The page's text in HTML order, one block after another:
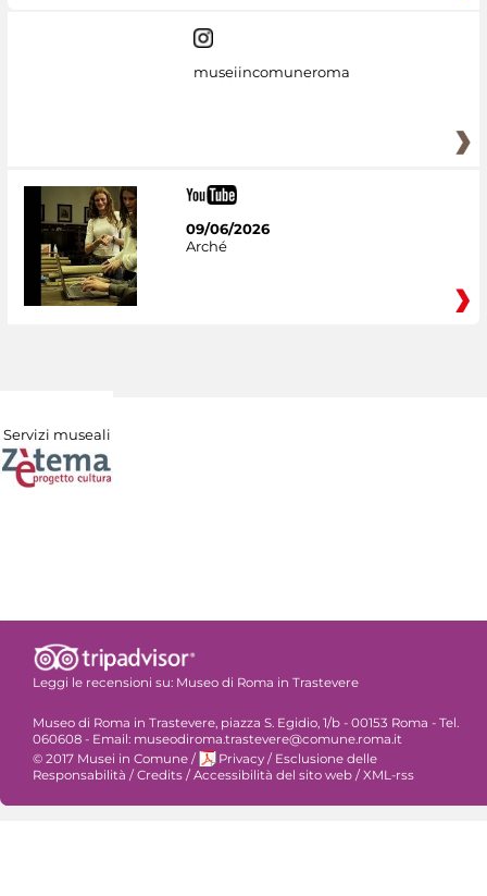
museiincomuneroma
09/06/2026
Arché
Servizi museali
Leggi le recensioni su: Museo di Roma in Trastevere
Museo di Roma in Trastevere, piazza S. Egidio, 1/b - 00153 Roma - Tel.
060608 - Email: museodiroma.trastevere@comune.roma.it
© 2017 Musei in Comune / Privacy / Esclusione delle
Responsabilità / Credits / Accessibilità del sito web / XML-rss